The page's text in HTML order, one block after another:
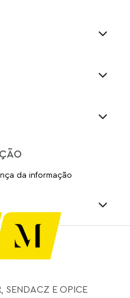
da informação
SENDACZ E OPICE